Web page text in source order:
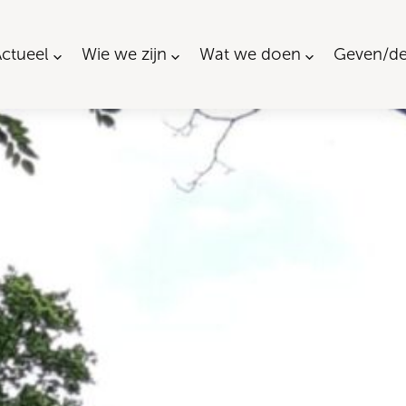
Wie we zijn Wat we doen Geven/